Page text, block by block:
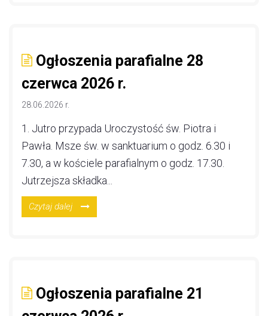
Ogłoszenia parafialne 28
czerwca 2026 r.
28.06.2026 r.
1. Jutro przypada Uroczystość św. Piotra i
Pawła. Msze św. w sanktuarium o godz. 6.30 i
7.30, a w kościele parafialnym o godz. 17.30.
Jutrzejsza składka...
Czytaj dalej
Ogłoszenia parafialne 21